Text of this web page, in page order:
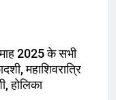
2025 के सभी
महाशिवरात्रि
होलिका